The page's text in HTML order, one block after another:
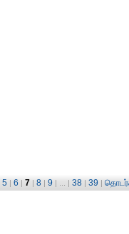
5 | 6 | 7 | 8 | 9 | ... | 38 | 39 |